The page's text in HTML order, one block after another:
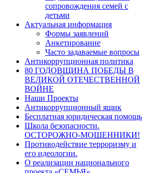
сопровождения семей с
детьми
Актуальная информация
Формы заявлений
Анкетирование
Часто задаваемые вопросы
Антикоррупционная политика
80 ГОДОВЩИНА ПОБЕДЫ В
ВЕЛИКОЙ ОТЕЧЕСТВЕННОЙ
ВОЙНЕ
Наши Проекты
Антикоррупционный ящик
Бесплатная юридическая помощь
Школа безопасности.
ОСТОРОЖНО-МОШЕННИКИ!
Противодействие терроризму и
его идеологии.
О реализации национального